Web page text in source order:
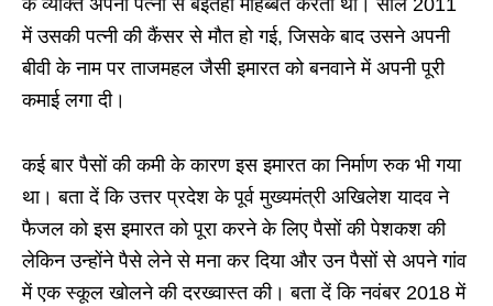
के व्यक्ति अपनी पत्नी से बेइतंहा मोहब्बत करता था। साल 2011
में उसकी पत्नी की कैंसर से मौत हो गई, जिसके बाद उसने अपनी
बीवी के नाम पर ताजमहल जैसी इमारत को बनवाने में अपनी पूरी
कमाई लगा दी।
कई बार पैसों की कमी के कारण इस इमारत का निर्माण रुक भी गया
था। बता दें कि उत्तर प्रदेश के पूर्व मुख्यमंत्री अखिलेश यादव ने
फैजल को इस इमारत को पूरा करने के लिए पैसों की पेशकश की
लेकिन उन्होंने पैसे लेने से मना कर दिया और उन पैसों से अपने गांव
में एक स्कूल खोलने की दरख्वास्त की। बता दें कि नवंबर 2018 में